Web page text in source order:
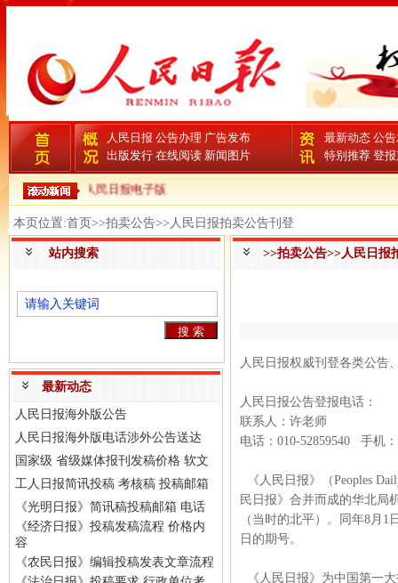
人民日报 公告办理 广告发布
出版发行 在线阅读 新闻图片
最新动态 公
特别推荐 登
人民日报电子版
本页位置:首页>>拍卖公告>>人民日报拍卖公告刊登
站内搜索
最新动态
人民日报海外版公告
人民日报海外版电话涉外公告送达
国家级 省级媒体报刊发稿价格 软文
工人日报简讯投稿 考核稿 投稿邮箱
《光明日报》简讯稿投稿邮箱 电话
《经济日报》投稿发稿流程 价格内
容
《农民日报》编辑投稿发表文章流程
>>拍卖公告>>人民日报
人民日报权威刊登各类公告
人民日报公告登报电话：
联系人：许老师
电话：010-52859540 手机
《人民日报》（Peoples
民日报》合并而成的华北局
（当时的北平）。同年8月
日的期号。
《人民日报》为中国第一